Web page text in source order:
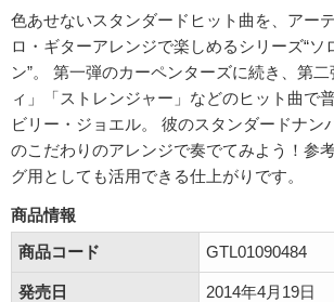
色あせないスタンダードヒット曲を、アー
ロ・ギターアレンジで楽しめるシリーズ“ソ
ン”。 第一弾のカーペンターズに続き、第
ィ」「ストレンジャー」などのヒット曲で
ビリー・ジョエル。 彼のスタンダードナン
のこだわりのアレンジで奏でてみよう！参
グ用としても活用できる仕上がりです。
商品情報
商品コード
GTL01090484
発売日 2014年4月19日